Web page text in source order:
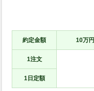
約定金額 10万円
1注文
1日定額